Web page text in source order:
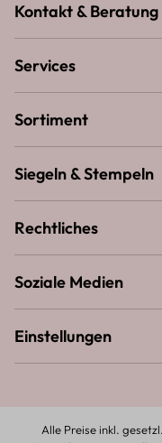
Kontakt & Beratung
Services
Sortiment
Siegeln & Stempeln
Rechtliches
Soziale Medien
Einstellungen
Alle Preise inkl.